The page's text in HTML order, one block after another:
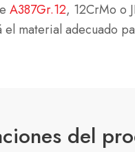
A387Gr.12, 12CrMo o
material adecuado
del